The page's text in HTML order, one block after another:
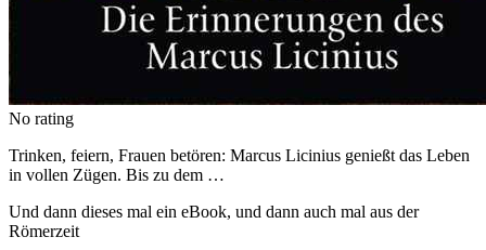
No rating
Trinken, feiern, Frauen betören: Marcus Licinius genießt das Leben
in vollen Zügen. Bis zu dem …
Und dann dieses mal ein eBook, und dann auch mal aus der
Römerzeit